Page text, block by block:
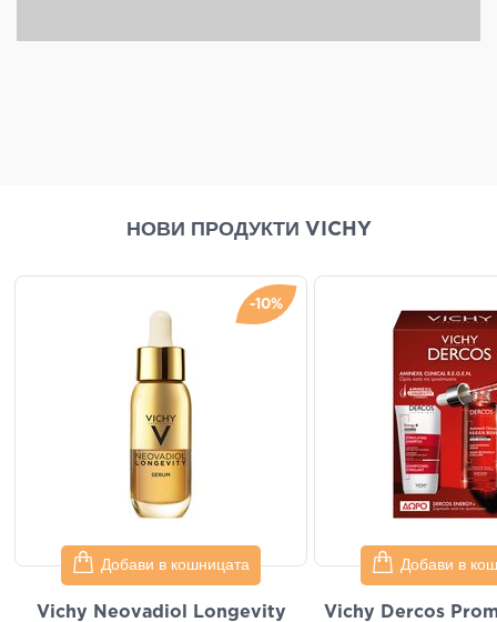
НОВИ ПРОДУКТИ VICHY
-10%
Добави в кошницата
Vichy Neovadiol Longevity
Добави в
Vichy Dercos